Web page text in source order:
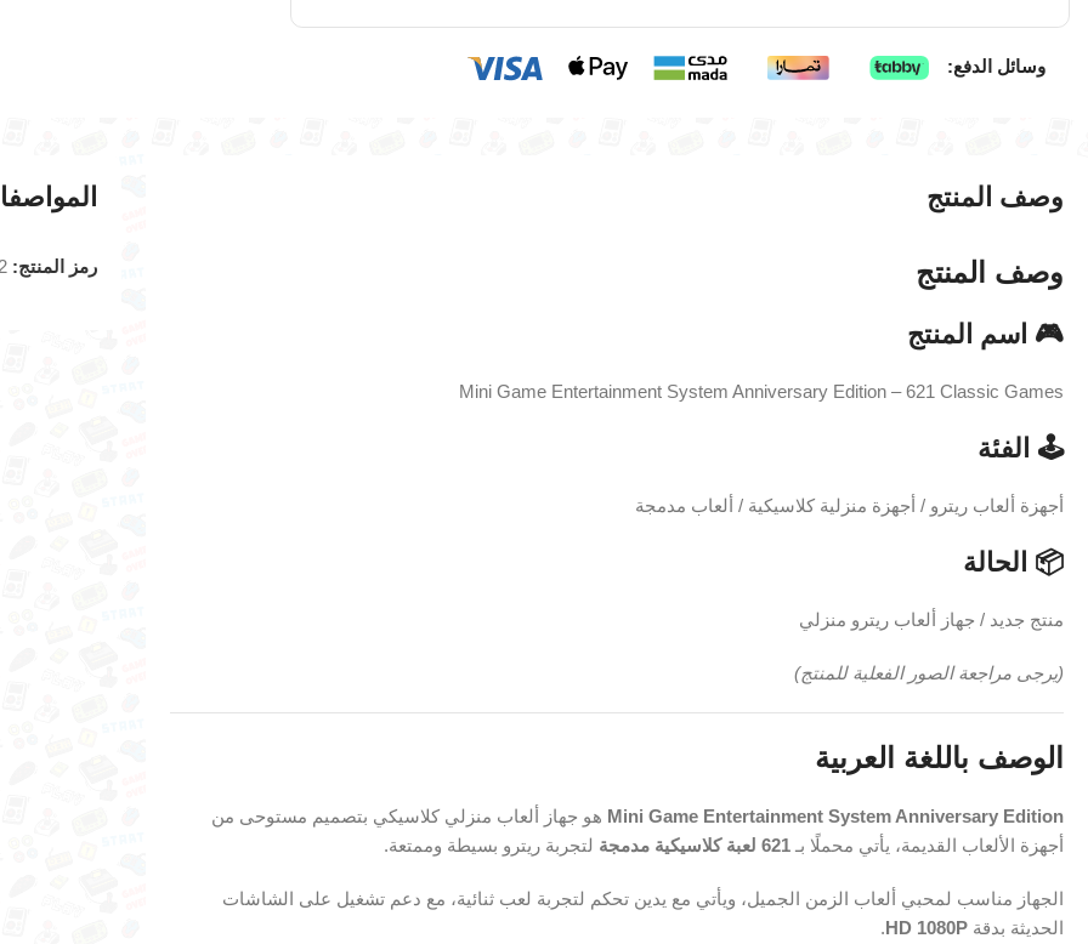
وسائل الدفع:
وصف المنتج
وصف المنتج
🎮 اسم المنتج
Mini Game Entertainment System Anniversary Edition – 621 Classic Games
🕹️ الفئة
أجهزة ألعاب ريترو / أجهزة منزلية كلاسيكية / ألعاب مدمجة
📦 الحالة
منتج جديد / جهاز ألعاب ريترو منزلي
(يرجى مراجعة الصور الفعلية للمنتج)
الوصف باللغة العربية
Mini Game Entertainment System Anniversary Edition هو جهاز ألعاب منزلي كلاسيكي بتصميم مستوحى من
أجهزة الألعاب القديمة، يأتي محملًا بـ 621 لعبة كلاسيكية مدمجة لتجربة ريترو بسيطة وممتعة.
الجهاز مناسب لمحبي ألعاب الزمن الجميل، ويأتي مع يدين تحكم لتجربة لعب ثنائية، مع دعم تشغيل على الشاشات
الحديثة بدقة HD 1080P
.
رمز المنتج: